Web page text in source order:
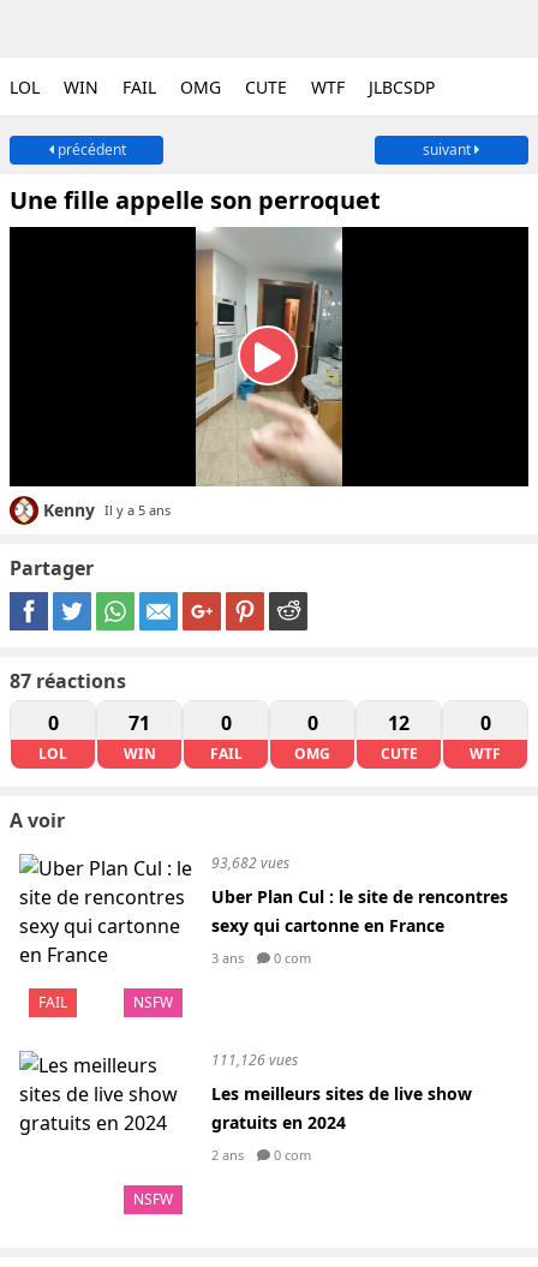
LOL WIN FAIL OMG CUTE WTF JLBCSDP
précédent suivant
Une fille appelle son perroquet
Kenny Il y a 5 ans
Partager
87 réactions
0
LOL
71
WIN
0
FAIL
0
OMG
12
CUTE
0
WTF
A voir
FAIL NSFW
93,682 vues
Uber Plan Cul : le site de rencontres
sexy qui cartonne en France
3 ans 0 com
NSFW
111,126 vues
Les meilleurs sites de live show
gratuits en 2024
2 ans 0 com